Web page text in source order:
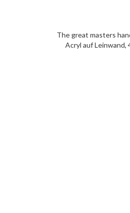
The great masters
Acryl auf Leinwand,